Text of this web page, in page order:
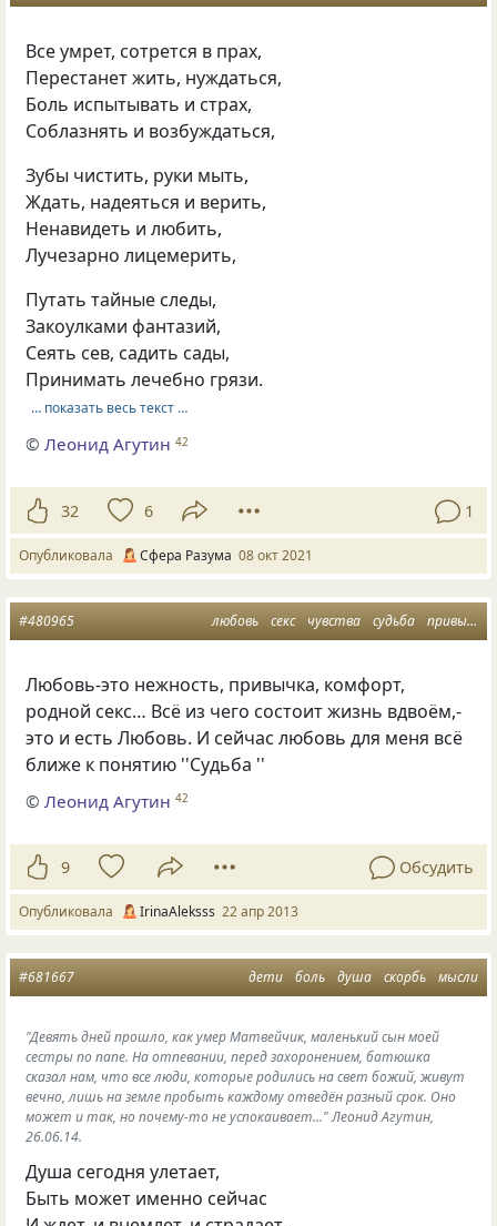
Все умрет, сотрется в прах,
Перестанет жить, нуждаться,
Боль испытывать и страх,
Соблазнять и возбуждаться,
Зубы чистить, руки мыть,
Ждать, надеяться и верить,
Ненавидеть и любить,
Лучезарно лицемерить,
Путать тайные следы,
Закоулками фантазий,
Сеять сев, садить сады,
Принимать лечебно грязи.
… показать весь текст …
©Леонид Агутин 42
32 6 1
Опубликовала Сфера Разума 08 окт 2021
любовь секс чувства судьба привычка
#480965
Любовь-это нежность, привычка, комфорт,
родной секс… Всё из чего состоит жизнь вдвоём,-
это и есть Любовь. И сейчас любовь для меня всё
ближе к понятию ''Судьба ''
©Леонид Агутин 42
9 Обсудить
Опубликовала IrinaAleksss 22 апр 2013
дети боль душа скорбь мысли
#681667
"Девять дней прошло, как умер Матвейчик, маленький сын моей
сестры по папе. На отпевании, перед захоронением, батюшка
сказал нам, что все люди, которые родились на свет божий, живут
вечно, лишь на земле пробыть каждому отведён разный срок. Оно
может и так, но почему-то не успокаивает..." Леонид Агутин,
26.06.14.
Душа сегодня улетает,
Быть может именно сейчас